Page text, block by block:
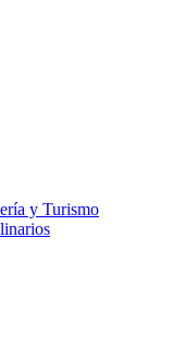
y Turismo